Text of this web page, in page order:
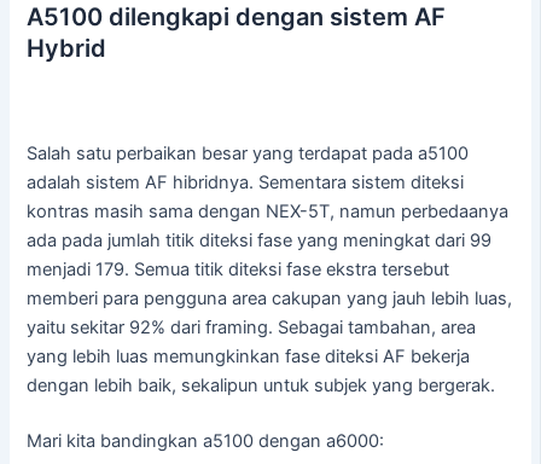
A5100 dilengkapi dengan sistem AF
Hybrid
Salah satu perbaikan besar yang terdapat pada a5100
adalah sistem AF hibridnya. Sementara sistem diteksi
kontras masih sama dengan NEX-5T, namun perbedaanya
ada pada jumlah titik diteksi fase yang meningkat dari 99
menjadi 179. Semua titik diteksi fase ekstra tersebut
memberi para pengguna area cakupan yang jauh lebih luas,
yaitu sekitar 92% dari framing. Sebagai tambahan, area
yang lebih luas memungkinkan fase diteksi AF bekerja
dengan lebih baik, sekalipun untuk subjek yang bergerak.
Mari kita bandingkan a5100 dengan a6000: